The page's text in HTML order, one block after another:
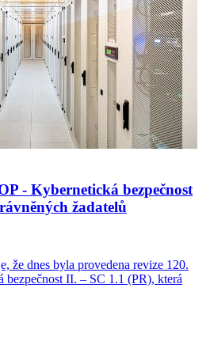
- Kybernetická bezpečnost
žadatelů
že dnes byla provedena revize 120.
II. – SC 1.1 (PR), která